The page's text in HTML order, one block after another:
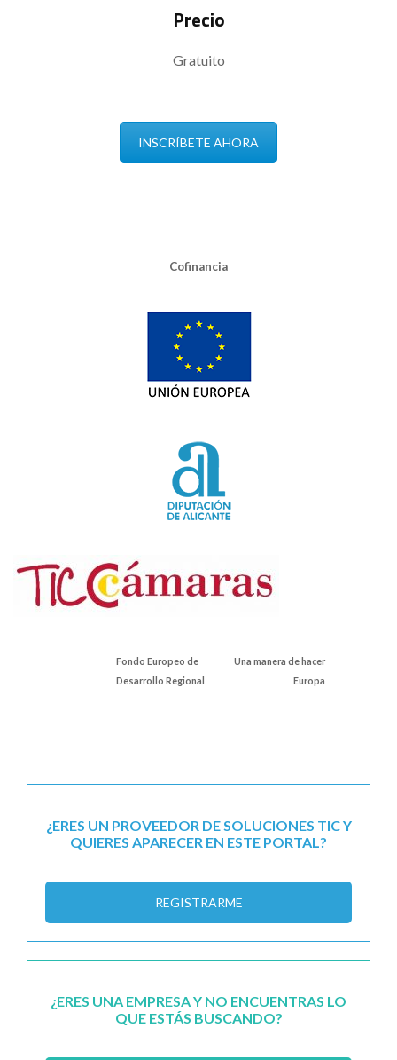
Precio
Gratuito
INSCRÍBETE AHORA
Cofinancia
Fondo Europeo de
Desarrollo Regional
Una manera de hacer
Europa
¿ERES UN PROVEEDOR DE SOLUCIONES TIC Y
QUIERES APARECER EN ESTE PORTAL?
REGISTRARME
¿ERES UNA EMPRESA Y NO ENCUENTRAS LO
QUE ESTÁS BUSCANDO?